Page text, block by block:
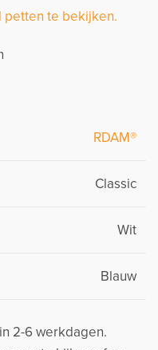
petten te bekijken.
RDAM®
Classic
Wit
Blauw
2-6 werkdagen.